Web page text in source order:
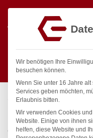
Start / Gastronomiebedarf
Küchenartikel
Farbcodierungsclips für
Grün, 12 Stk
Wir benötigen Ihre
besuchen können.
Wenn Sie unter 16 Jahre
Services geben möchten,
Erlaubnis bitten.
Wir verwenden Cookies
Website. Einige von ihnen
helfen, diese Website und